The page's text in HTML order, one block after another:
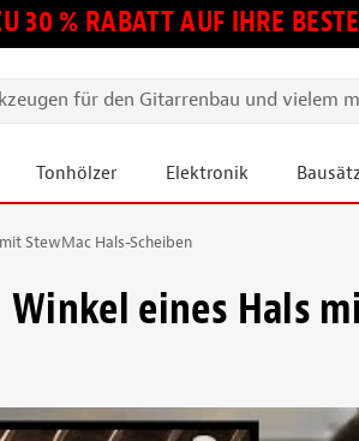
30 % RABATT AUF IHRE
Tonhölzer Elektronik
StewMac Hals-Scheiben
Winkel eines Hals